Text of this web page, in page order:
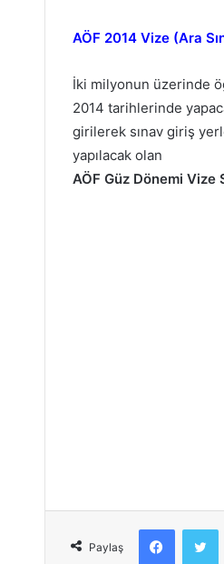
AÖF 2014 Vize (Ara
İki milyonun üzerinde
2014 tarihlerinde
girilerek sınav giriş
yapılacak olan
AÖF Güz Dönemi
Paylaş
Facebook Twitter